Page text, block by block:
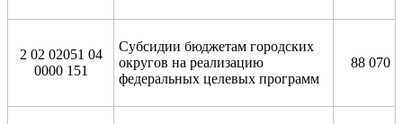
2 02 02051 04
0000 151
Субсидии бюджетам городских
округов на реализацию
федеральных целевых программ
88 070